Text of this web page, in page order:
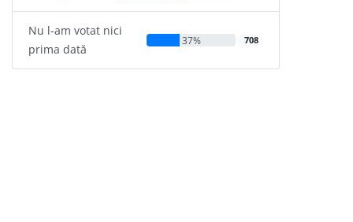
Nu l-am votat nici
prima dată
37% 708